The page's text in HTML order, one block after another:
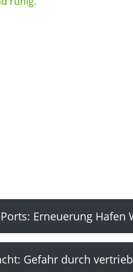
Erneuerung Hafen
Gefahr durch